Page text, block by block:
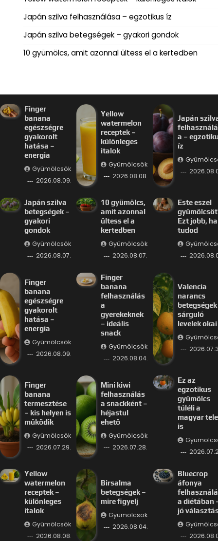
Japán szilva felhasználása – egzotikus íz
Japán szilva betegségek – gyakori gondok
10 gyümölcs, amit azonnal ültess el a kertedben
Finger
banana
egészségre
gyakorolt
hatása –
energia
Gyümölcsök
2026.08.09.
Yellow
watermelon
receptek –
különleges
italok
Gyümölcsök
2026.08.08.
Japán
a –
íz
Japán szilva
betegségek –
gyakori
gondok
Gyümölcsök
2026.08.07.
10 gyümölcs,
amit azonnal
ültess el a
kertedben
Gyümölcsök
2026.08.07.
Este eszel
Ezt jobb, ha
tudod
Finger
banana
egészségre
gyakorolt
hatása –
energia
Gyümölcsök
2026.08.09.
Finger
banana
felhasználás
a
gyerekeknek
– ideális
snack
Gyümölcsök
2026.08.04.
Valencia
narancs
betegségek
sárguló
levelek okai
Finger
banana
termesztése
– kis helyen is
működik
Gyümölcsök
2026.07.29.
Mini kiwi
felhasználás
a snackként –
héjastul
ehető
Gyümölcsök
2026.07.28.
Ez az
egzotikus
gyümölcs
túléli a
magyar
is
Yellow
watermelon
receptek –
különleges
italok
Gyümölcsök
2026.08.08.
Birsalma
betegségek –
mire figyelj
Gyümölcsök
2026.08.04.
Bluecrop
áfonya
a diétában
jó